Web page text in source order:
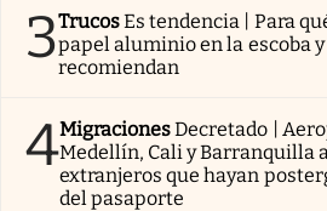
3TrucosEs tendencia | Para
papel aluminio en la escoba
recomiendan
4MigracionesDecretado |
Medellín, Cali y Barranquilla
extranjeros que hayan
del pasaporte